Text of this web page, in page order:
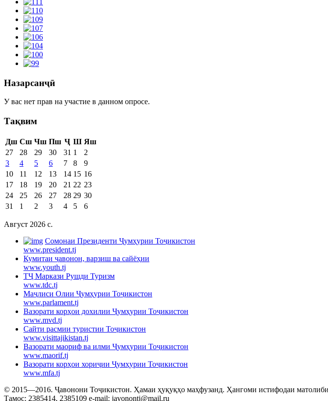
Назарсанҷӣ
У вас нет прав на участие в данном опросе.
Тақвим
Дш Сш Чш Пш Ҷ Ш Яш
27
28 29 30 31 1
2
3
4 5 6 7 8
9
10
11 12 13 14 15 16
17
18 19 20 21 22 23
24
25 26 27 28 29 30
31
1 2 3 4 5 6
Август 2026 c.
Cомонаи Президенти Ҷумҳурии Тоҷикистон
www.president.tj
Кумитаи ҷавонон, варзиш ва сайёҳии
www.youth.tj
ТҶ Маркази Рушди Туризм
www.tdc.tj
Маҷлиси Олии Ҷумҳурии Тоҷикистон
www.parlament.tj
Вазорати корҳои дохилии Ҷумҳурии Тоҷикистон
www.mvd.tj
Сайти расмии туристии Тоҷикистон
www.visittajikistan.tj
Вазорати маориф ва илми Ҷумҳурии Тоҷикистон
www.maorif.tj
Вазорати корҳои хориҷии Ҷумҳурии Тоҷикистон
www.mfa.tj
© 2015—2016. Ҷавонони Тоҷикистон. Ҳамаи ҳуқуқҳо маҳфузанд. Ҳангоми истифодаи
Тамос: 2385414, 2385109 e-mail: javonontj@mail.ru